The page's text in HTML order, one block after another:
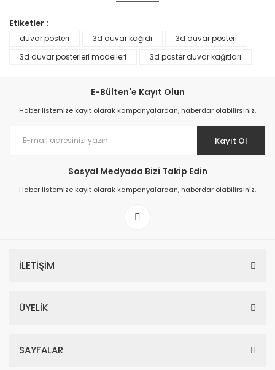
Etiketler :
duvar posteri
3d duvar kağıdı
3d duvar posteri
3d duvar posterleri modelleri
3d poster duvar kağıtları
E-Bülten'e Kayıt Olun
Haber listemize kayıt olarak kampanyalardan, haberdar olabilirsiniz.
Kayıt Ol
Sosyal Medyada Bizi Takip Edin
Haber listemize kayıt olarak kampanyalardan, haberdar olabilirsiniz.
İLETİŞİM
ÜYELİK
SAYFALAR